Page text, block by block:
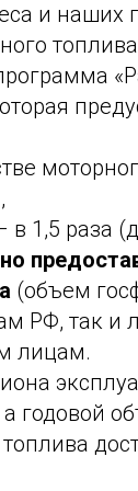
и наших
в 1,5 раза
(объем
РФ, так и
лицам.
годовой